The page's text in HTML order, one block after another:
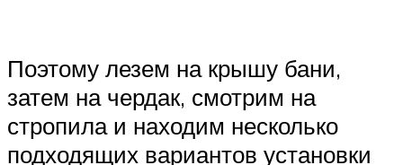
Поэтому лезем на крышу бани,
затем на чердак, смотрим на
стропила и находим несколько
подходящих вариантов установки